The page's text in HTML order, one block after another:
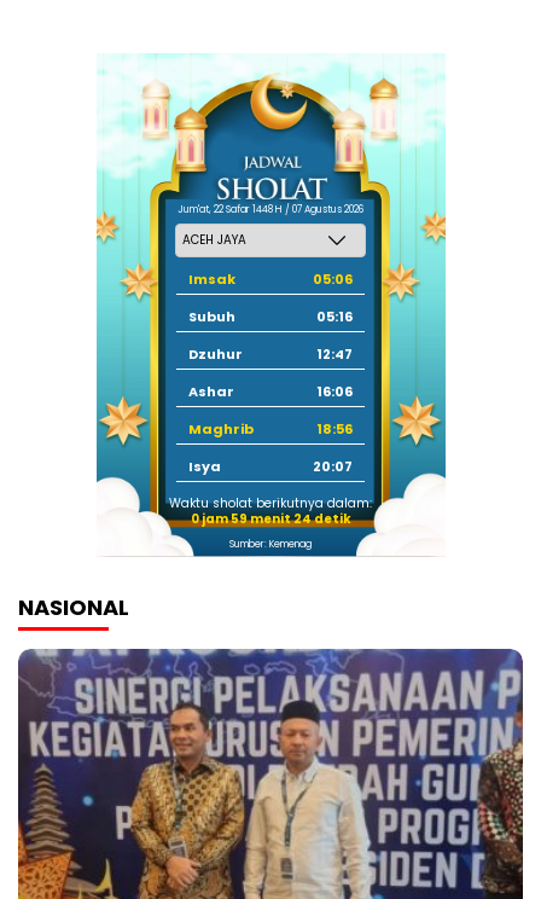
Jum'at, 22 Safar 1448 H / 07 Agustus 2026
Imsak
05:06
Subuh
05:16
Dzuhur
12:47
Ashar
16:06
Maghrib
18:56
Isya
20:07
Waktu sholat berikutnya dalam:
0 jam 59 menit 22 detik
Sumber: Kemenag
NASIONAL